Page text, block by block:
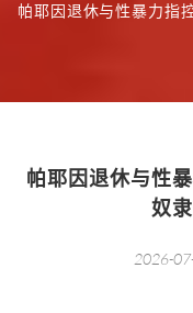
帕耶因退休与性暴力指
帕耶因退休与性
奴
2026-